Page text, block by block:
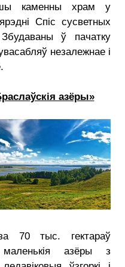
каменны храм у
Спіс сусветных
ў пачатку
незалежнае і
азёры»
70 тыс. гектараў
азёры з